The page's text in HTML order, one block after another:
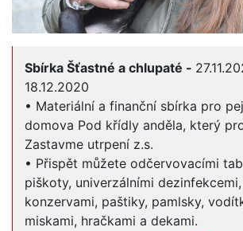
Sbírka Šťastné a chlupaté -
18.12.2020
• Materiální a finanční sbírka pro
domova Pod křídly anděla, který
Zastavme utrpení z.s.
• Přispět můžete odčervovacími
piškoty, univerzálními
konzervami, paštiky, pamlsky,
miskami, hračkami a dekami.